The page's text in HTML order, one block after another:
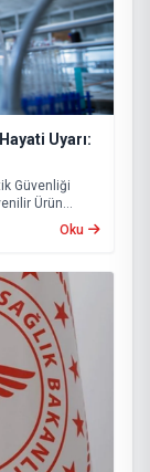
Uyarı:
Güvenliği
Ürün
Oku